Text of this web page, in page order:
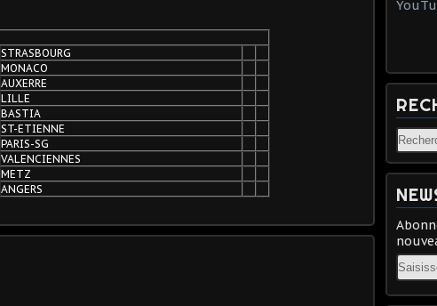
STRASBOURG
MONACO
AUXERRE
LILLE
BASTIA
ST-ETIENNE
PARIS-SG
VALENCIENNES
METZ
ANGERS
Email